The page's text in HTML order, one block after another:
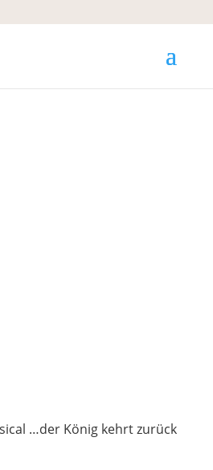
…der König kehrt zurück